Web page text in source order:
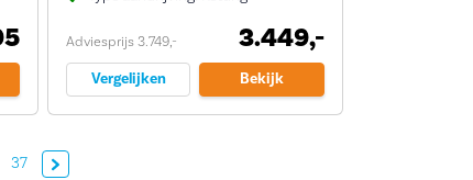
Adviesprijs 3.749,- 3.449,-
Vergelijken Bekijk
37 Volgende »